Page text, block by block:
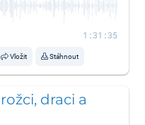
1:31:35
Vložit Stáhnout
draci a